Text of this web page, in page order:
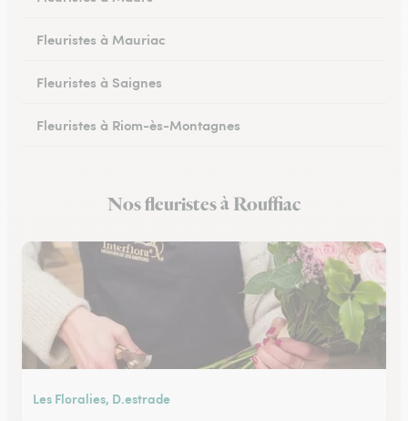
Fleuristes à Mauriac
Fleuristes à Saignes
Fleuristes à Riom-ès-Montagnes
Nos fleuristes à Rouffiac
Les Floralies, D.estrade